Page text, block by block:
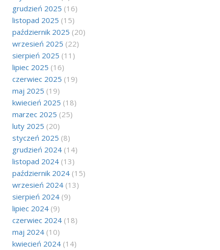
grudzień 2025 (16)
listopad 2025 (15)
październik 2025 (20)
wrzesień 2025 (22)
sierpień 2025 (11)
lipiec 2025 (16)
czerwiec 2025 (19)
maj 2025 (19)
kwiecień 2025 (18)
marzec 2025 (25)
luty 2025 (20)
styczeń 2025 (8)
grudzień 2024 (14)
listopad 2024 (13)
październik 2024 (15)
wrzesień 2024 (13)
sierpień 2024 (9)
lipiec 2024 (9)
czerwiec 2024 (18)
maj 2024 (10)
kwiecień 2024 (14)